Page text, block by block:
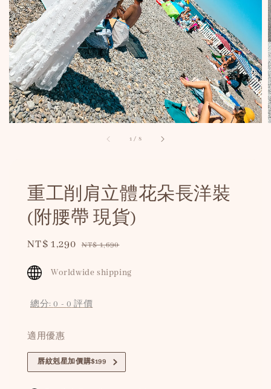
1 / 8
重工削肩立體花朵長洋裝
(附腰帶 現貨)
Sale
NT$ 1,290 Regular
NT$ 1,690
Worldwide shipping
總分:0 - 0 評價
適用優惠
唇紋剋星加價購$199